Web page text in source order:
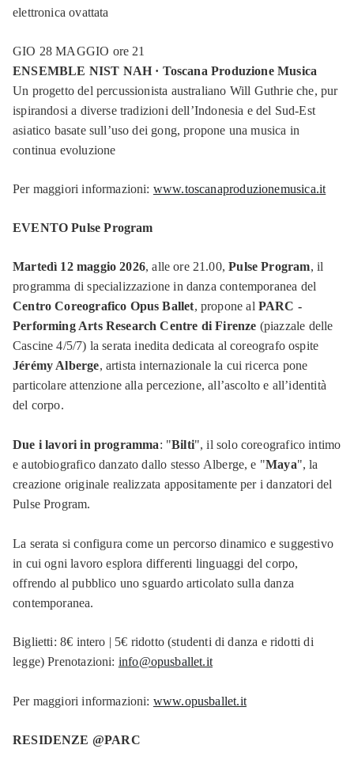
elettronica ovattata
GIO 28 MAGGIO ore 21
ENSEMBLE NIST NAH · Toscana Produzione Musica
Un progetto del percussionista australiano Will Guthrie che, pur
ispirandosi a diverse tradizioni dell’Indonesia e del Sud-Est
asiatico basate sull’uso dei gong, propone una musica in
continua evoluzione
Per maggiori informazioni: www.toscanaproduzionemusica.it
EVENTO Pulse Program
Martedì 12 maggio 2026, alle ore 21.00,Pulse Program, il
programma di specializzazione in danza contemporanea del
Centro Coreografico Opus Ballet, propone al PARC -
Performing Arts Research Centre di Firenze (piazzale delle
Cascine 4/5/7) la serata inedita dedicata al coreografo ospite
Jérémy Alberge, artista internazionale la cui ricerca pone
particolare attenzione alla percezione, all’ascolto e all’identità
del corpo.
Due i lavori in programma: "Bilti", il solo coreografico intimo
e autobiografico danzato dallo stesso Alberge, e "Maya", la
creazione originale realizzata appositamente per i danzatori del
Pulse Program.
La serata si configura come un percorso dinamico e suggestivo
in cui ogni lavoro esplora differenti linguaggi del corpo,
offrendo al pubblico uno sguardo articolato sulla danza
contemporanea.
Biglietti: 8€ intero | 5€ ridotto (studenti di danza e ridotti di
legge) Prenotazioni: info@opusballet.it
Per maggiori informazioni: www.opusballet.it
RESIDENZE @PARC